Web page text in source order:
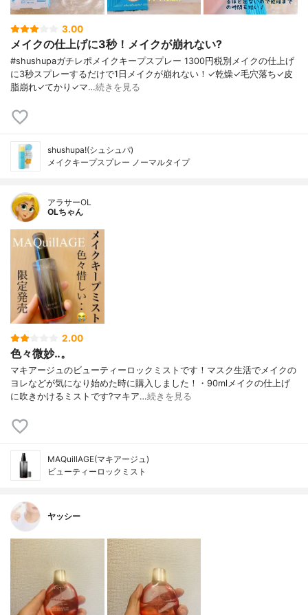
3.00
メイクの仕上げに3秒！メイクが崩れない?
#shushupaガチレポメイクキープスプレー 1300円税別メイクの仕上げ
に3秒スプレーするだけで1日メイクが崩れない！✓乾燥✓毛穴落ち✓皮
脂崩れ✓てかり✓マ…続きを見る
shushupa!(シュシュパ)
メイクキープスプレー ノーマルタイプ
アラサーOL
OLちゃん
2.00
色々微妙‥。
マキアージュのビューティーロックミストです！マスク生活でメイクの
ヨレなどが気になり始めた時に購入しました！・90mlメイクの仕上げ
に吹きかけるミストです?マキア…続きを見る
MAQuillAGE(マキアージュ)
ビューティーロックミスト
ヤッシー